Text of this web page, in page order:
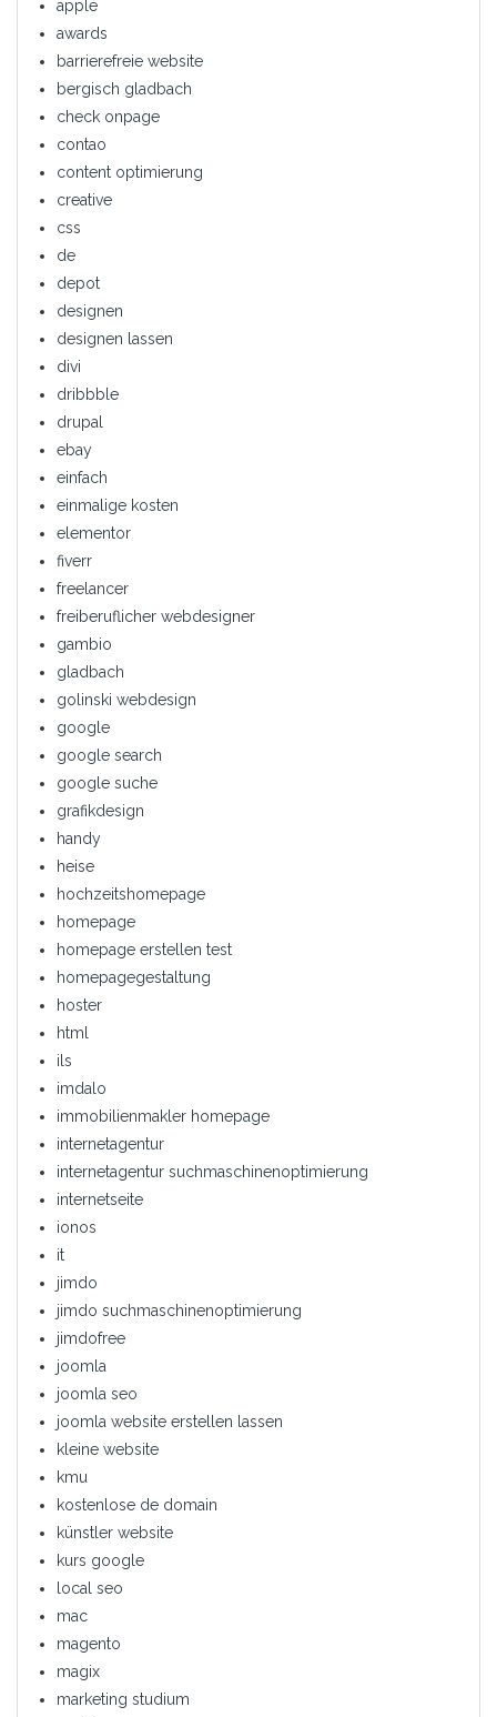
apple
awards
barrierefreie website
bergisch gladbach
check onpage
contao
content optimierung
creative
css
de
depot
designen
designen lassen
divi
dribbble
drupal
ebay
einfach
einmalige kosten
elementor
fiverr
freelancer
freiberuflicher webdesigner
gambio
gladbach
golinski webdesign
google
google search
google suche
grafikdesign
handy
heise
hochzeitshomepage
homepage
homepage erstellen test
homepagegestaltung
hoster
html
ils
imdalo
immobilienmakler homepage
internetagentur
internetagentur suchmaschinenoptimierung
internetseite
ionos
it
jimdo
jimdo suchmaschinenoptimierung
jimdofree
joomla
joomla seo
joomla website erstellen lassen
kleine website
kmu
kostenlose de domain
künstler website
kurs google
local seo
mac
magento
magix
marketing studium